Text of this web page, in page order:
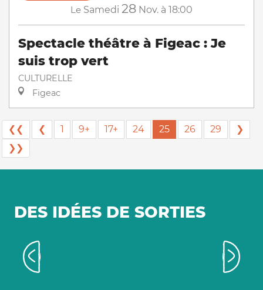
Le Samedi 28 Nov. à 18:00
Spectacle théâtre à Figeac : Je
suis trop vert
CULTURELLE
Figeac
❮❮ ❮ 1 9+ 17+ 24 25 26 29
❯
❯❯
DES IDÉES DE SORTIES